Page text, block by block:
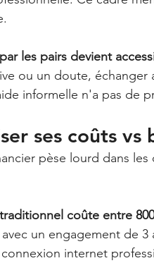
les pairs devient
ou un doute,
informelle n'a pas de
ses coûts
pèse lourd dans
coûte entre
un engagement de
internet